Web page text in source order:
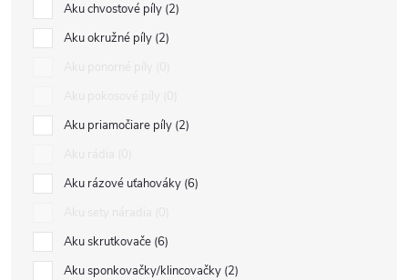
Aku chvostové píly 2
Aku okružné píly 2
Aku priamočiare píly 2
Aku rázové uťahováky 6
Aku skrutkovače 6
Aku sponkovačky/klincovačky 2